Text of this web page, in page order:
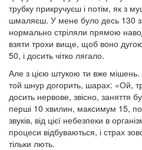
трубку прикручуєш і потім, як з
шмаляєш. У мене було десь 130
нормально стріляли прямою
взяти трохи вище, щоб воно
50, і досить чітко лягало.
Але з цією штукою ти вже
той шнур догорить, шарах: «Ой,
досить нервове, звісно, заняття
перші 10 хвилин, максимум 15,
звуків, від цієї небезпеки в
процеси відбуваються, і страх
тільки лють.